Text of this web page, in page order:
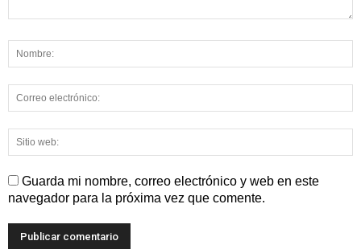
Guarda mi nombre, correo electrónico y web en este
navegador para la próxima vez que comente.